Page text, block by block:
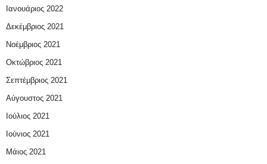
Ιανουάριος 2022
Δεκέμβριος 2021
Νοέμβριος 2021
Οκτώβριος 2021
Σεπτέμβριος 2021
Αύγουστος 2021
Ιούλιος 2021
Ιούνιος 2021
Μάιος 2021